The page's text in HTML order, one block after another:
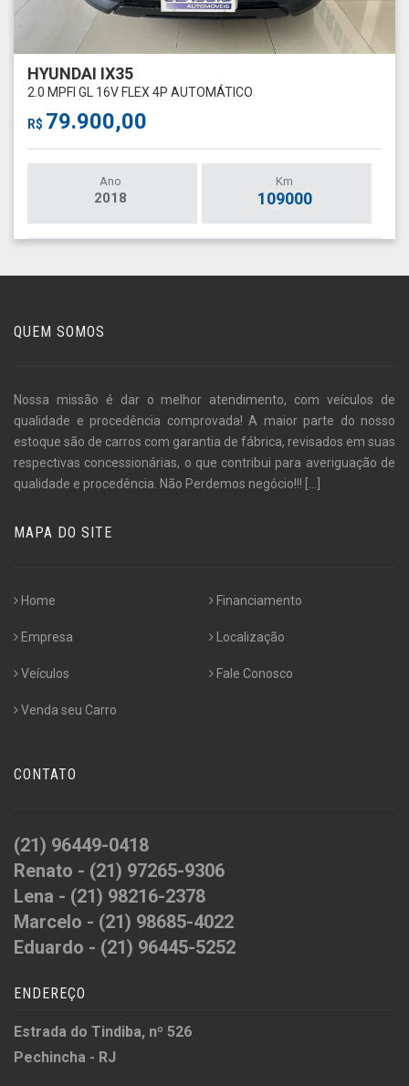
HYUNDAI IX35
2.0 MPFI GL 16V FLEX 4P AUTOMÁTICO
R$ 79.900,00
Ano
2018
Km
109000
QUEM SOMOS
Nossa missão é dar o melhor atendimento, com veículos de
qualidade e procedência comprovada! A maior parte do nosso
estoque são de carros com garantia de fábrica, revisados em suas
respectivas concessionárias, o que contribui para averiguação de
qualidade e procedência. Não Perdemos negócio!!!
MAPA DO SITE
Home
Empresa
Veículos
Venda seu Carro
Financiamento
Localização
Fale Conosco
CONTATO
(21) 96449-0418
Renato - (21) 97265-9306
Lena - (21) 98216-2378
Marcelo - (21) 98685-4022
Eduardo - (21) 96445-5252
ENDEREÇO
Estrada do Tindiba, nº 526
Pechincha - RJ